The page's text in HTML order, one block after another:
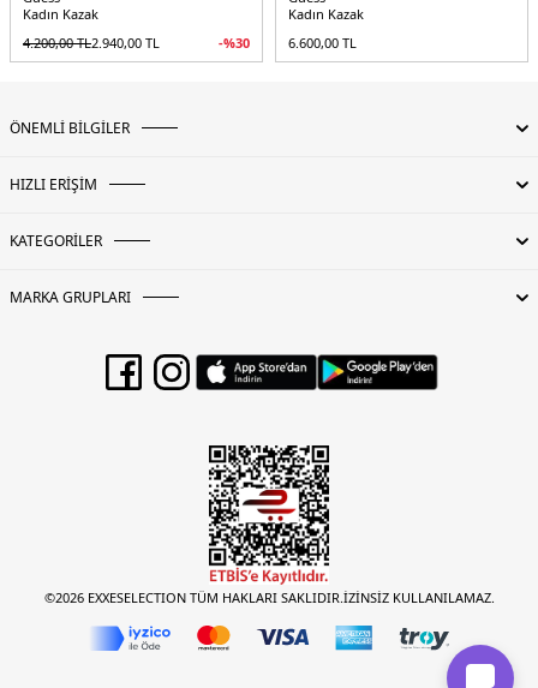
Kadın Kazak
4.200,00TL2.940,00 TL -%30
Kadın Kazak
6.600,00 TL
ÖNEMLİ BİLGİLER
HIZLI ERİŞİM
KATEGORİLER
MARKA GRUPLARI
©2026 EXXESELECTION TÜM HAKLARI SAKLIDIR.İZİNSİZ KULLANILAMAZ.